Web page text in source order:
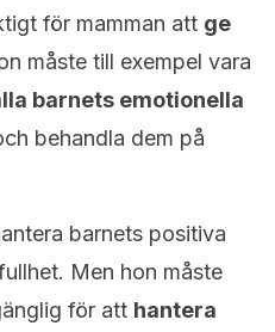
för mamman att ge
måste till exempel vara
barnets emotionella
behandla dem på
barnets positiva
Men hon måste
för att hantera